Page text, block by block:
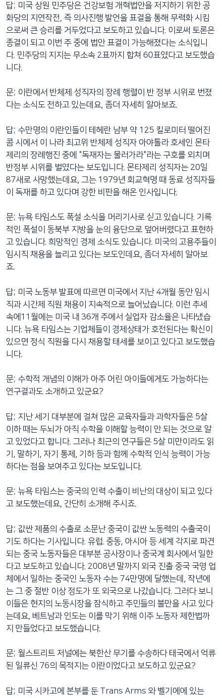
동
검
색
으
로
답; 미국 상원 민주당은 건강보험 개혁법안을 저지하기 위한 공
화당의 지연작전, 즉 의사진행 발언을 표결을 통해 무력화 시킴
으로써 큰 승리를 거두었다고 보도하고 있습니다. 이로써 토론은
종결이 되고 이번 주 중에 법안 표결이 가능해졌다는 소식입니
다. 민주당의 지지는 무소속 2표까지 합쳐 60표였다고 보도했습
니다.
문; 이란에서 반체제 성직자의 장례 행렬이 반 정부 시위로 번졌
다는 소식도 전하고 있는데요, 좀더 자세히 알아보죠.
답; 수만명의 이란인들이 테헤란 남부 약 125 킬로미터 떨어진
콤 시에서 이 나라 최고위 반체제 성직자 아야톨라 호세인 몬타
제리의 장례행진 중에 "독재자는 물러가라"라는 구호를 외치며
반정부 시위를 벌였다는 보도입니다. 몬타제리 성직자는 20일
87새로 사망했는데요, 그는 1979년 회교혁명 때 동료 성직자들
이 독재를 하고 있다며 강한 비판을 해온 인사입니다.
문; 뉴욕 타임스도 폭설 소식을 머리기사로 싣고 있습니다. 기록
적인 폭설이 동북부 지방을 눈의 융단으로 덮어버렸다고 표현하
고 있습니다. 희망적인 경제 소식도 있습니다. 미국의 고용주들이
임시직 채용을 늘리고 있다는 보도인데요, 좀더 자세히 알아보
죠.
답; 미국 노동부 발표에 따르면 미국에서 지난 4개월 동안 임시
직과 시간제 직원 채용이 지속적으로 늘어났습니다. 이런 추세
속에11월에는 미국 내 36개 주에서 실업자 감소율은 나타냈습
니다. 뉴욕 타임스는 기업체들이 경제상태가 호전된다는 확신이
있으면 정식 직원을 다시 채용할 태세를 보이고 있다고 보도했습
니다.
문; 수학적 개념의 이해가 아주 어린 아이들에게도 가능하다는
연구결과도 소개하고 있군요?
답; 지난 세기 대부분에 걸쳐 많은 교육자들과 과학자들은 5살
이하 때는 두뇌가 아직 수학을 이해할 능력이 안 되는 것으로 알
고 있었다고 합니다. 그러나 최근의 연구들은 5살 미만이라도 읽
기, 말하기, 자기 통제, 기하 등과 함께 수학적 인식 능력이 가능
하다는 점을 보여주고 있다는 보도입니다.
문; 뉴욕 타임스는 중국의 인력 수출이 비난의 대상이 되고 있다
고 보도했는데요, 간단히 소개해 주시죠.
답; 값싼 제품의 수출로 소문난 중국이 값싼 노동력의 수출국이
기도 하다는 기사입니다. 유럽. 중동, 아시아 등 세계 각지로 파견
되는 중국 노동자들은 대부분 공사장이나 중국계 회사에서 일한
다고 보도하고 있습니다. 2008년 말까지 외국 진출 중국 국영 업
체에서 일하는 중국인 노동자 수는 74만명에 달했는데, 작년에
는 그 중 절반 이상 정도가 또 외국으로 나갔습니다. 그러다 보니
이들은 현지의 노동시장을 잠식하고 주민들의 불만을 사고 있다
는데요, 베트남과 인도는 이를 막기 위해 이주 노동자 제한법까
지 만들었다고 보도했습니다.
문; 월스트리트 저널에는 북한산 무기를 수송하다 태국에서 억류
된 일류신 76의 목적지는 이란이었다고 보도하고 있군요?
답; 미국 시카고에 본부를 둔 Trans Arms 와 벨기에에 있는